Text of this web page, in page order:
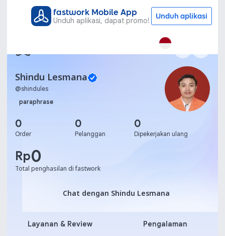
fastwork Mobile App
Unduh aplikasi, dapat promo! Unduh aplikasi
Shindu Lesmana
@shindules
paraphrase
0
Order
0
Pelanggan
0
Dipekerjakan ulang
Rp0
Total penghasilan di fastwork
Chat dengan Shindu
Chat dengan Shindu Lesmana
Layanan & Review Pengalaman